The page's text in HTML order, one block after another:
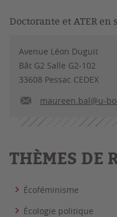
Doctorante et ATER en
Avenue Léon Duguit
Bât G2 Salle G2-102
33608 Pessac CEDEX
maureen.bal@u-
THÈMES DE
Écoféminisme
Écologie politique